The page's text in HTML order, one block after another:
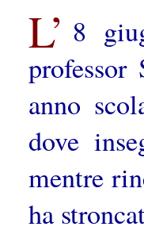
L’ 8
anno
dove
mentre
ha